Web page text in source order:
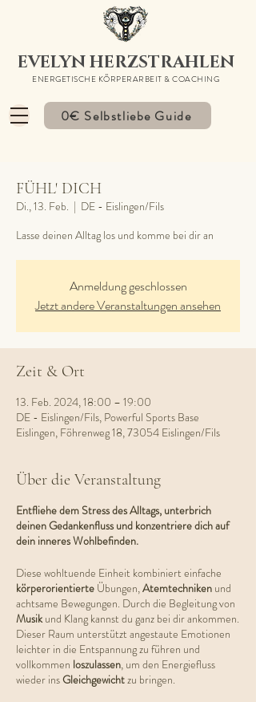
ENERGETISCHE KÖRPERARBEIT & COACHING
EVELYN HERZSTRAHLEN
0€ Selbstliebe Guide
FÜHL' DICH
Di., 13. Feb.
  |
DE - Eislingen/Fils
Lasse deinen Alltag los und komme bei dir an
Anmeldung geschlossen
Jetzt andere Veranstaltungen ansehen
Zeit & Ort
13. Feb. 2024, 18:00 – 19:00
DE - Eislingen/Fils, Powerful Sports Base
Eislingen, Föhrenweg 18, 73054 Eislingen/Fils
Über die Veranstaltung
Entfliehe dem Stress des Alltags, unterbrich
deinen Gedankenfluss und konzentriere dich auf
dein inneres Wohlbefinden.
Diese wohltuende Einheit kombiniert einfache
körperorientierte Übungen,Atemtechniken und
achtsame Bewegungen. Durch die Begleitung von
Musikund Klang kannst du ganz bei dir ankommen.
Dieser Raum unterstützt angestaute Emotionen
leichter in die Entspannung zu führen und
vollkommen loszulassen, um den Energiefluss
wieder insGleichgewichtzu bringen.